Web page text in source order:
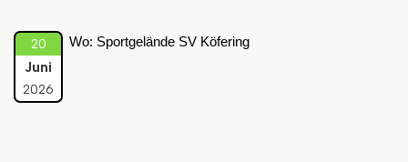
20
Juni
2026
Wo: Sportgelände SV Köfering